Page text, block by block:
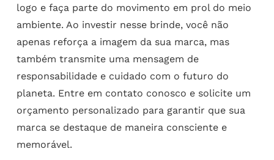
logo e faça parte do movimento em prol do meio
ambiente. Ao investir nesse brinde, você não
apenas reforça a imagem da sua marca, mas
também transmite uma mensagem de
responsabilidade e cuidado com o futuro do
planeta. Entre em contato conosco e solicite um
orçamento personalizado para garantir que sua
marca se destaque de maneira consciente e
memorável.